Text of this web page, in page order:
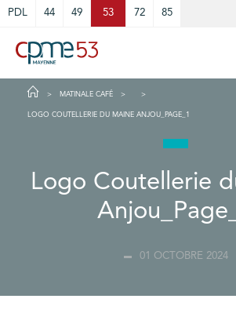
PDL 44 49 53 72 85
MATINALE CAFÉ
LOGO COUTELLERIE DU MAINE ANJOU_PAGE_1
Logo Coutellerie
01 OCTOBRE 2024
Cookies management panel